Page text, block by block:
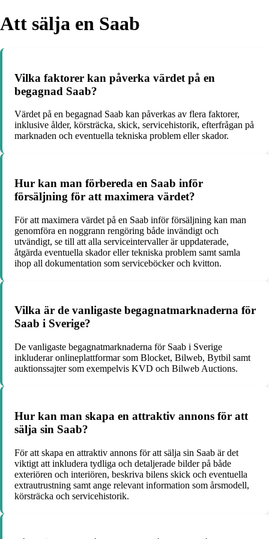
Att sälja en Saab
Vilka faktorer kan påverka värdet på en
begagnad Saab?
Värdet på en begagnad Saab kan påverkas av flera faktorer,
inklusive ålder, körsträcka, skick, servicehistorik, efterfrågan på
marknaden och eventuella tekniska problem eller skador.
Hur kan man förbereda en Saab inför
försäljning för att maximera värdet?
För att maximera värdet på en Saab inför försäljning kan man
genomföra en noggrann rengöring både invändigt och
utvändigt, se till att alla serviceintervaller är uppdaterade,
åtgärda eventuella skador eller tekniska problem samt samla
ihop all dokumentation som serviceböcker och kvitton.
Vilka är de vanligaste begagnatmarknaderna för
Saab i Sverige?
De vanligaste begagnatmarknaderna för Saab i Sverige
inkluderar onlineplattformar som Blocket, Bilweb, Bytbil samt
auktionssajter som exempelvis KVD och Bilweb Auctions.
Hur kan man skapa en attraktiv annons för att
sälja sin Saab?
För att skapa en attraktiv annons för att sälja sin Saab är det
viktigt att inkludera tydliga och detaljerade bilder på både
exteriören och interiören, beskriva bilens skick och eventuella
extrautrustning samt ange relevant information som årsmodell,
körsträcka och servicehistorik.